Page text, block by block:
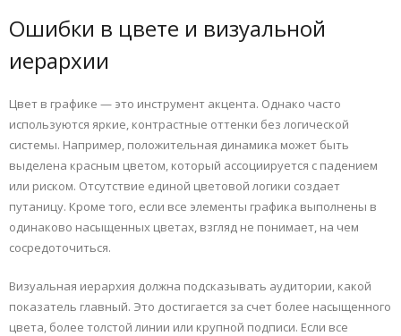
Ошибки в цвете и визуальной
иерархии
Цвет в графике — это инструмент акцента. Однако часто
используются яркие, контрастные оттенки без логической
системы. Например, положительная динамика может быть
выделена красным цветом, который ассоциируется с падением
или риском. Отсутствие единой цветовой логики создает
путаницу. Кроме того, если все элементы графика выполнены в
одинаково насыщенных цветах, взгляд не понимает, на чем
сосредоточиться.
Визуальная иерархия должна подсказывать аудитории, какой
показатель главный. Это достигается за счет более насыщенного
цвета, более толстой линии или крупной подписи. Если все